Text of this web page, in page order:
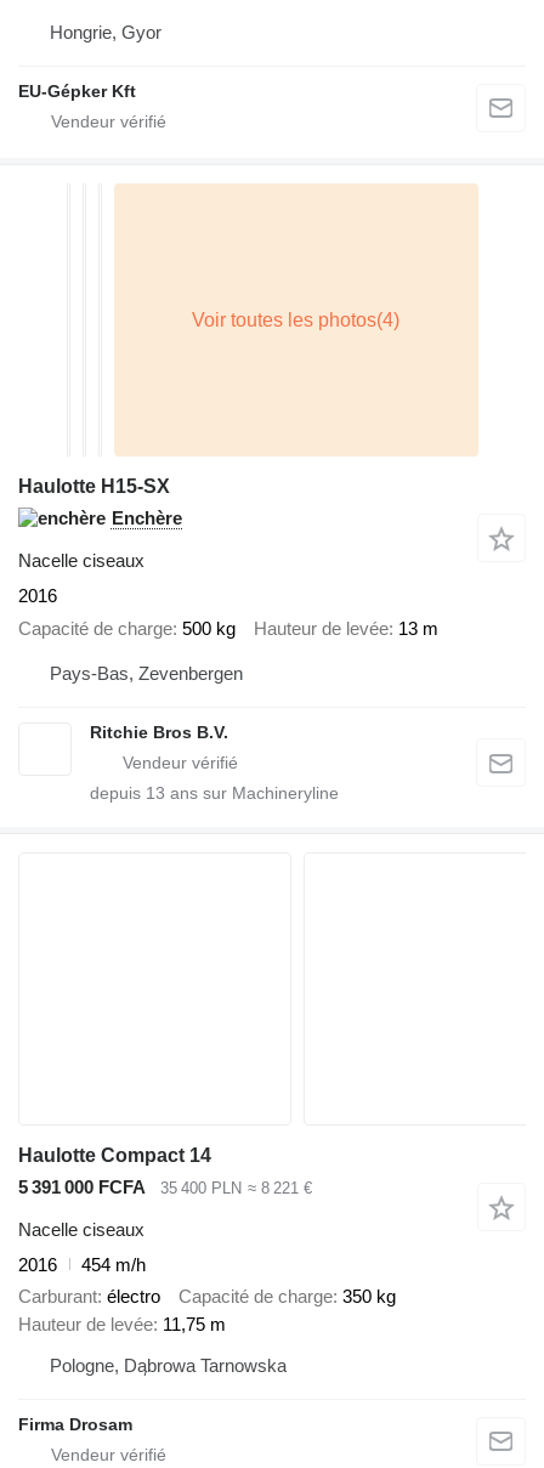
Hongrie, Gyor
EU-Gépker Kft
Haulotte H15-SX
Enchère
Nacelle ciseaux
2016
Capacité de charge 500 kg Hauteur de levée 13 m
Pays-Bas, Zevenbergen
Ritchie Bros B.V.
depuis 13 ans sur Machineryline
Haulotte Compact 14
5 391 000 FCFA
35 400 PLN ≈ 8 221 €
Nacelle ciseaux
2016
454 m/h
Carburant électro Capacité de charge 350 kg
Hauteur de levée 11,75 m
Pologne, Dąbrowa Tarnowska
Firma Drosam